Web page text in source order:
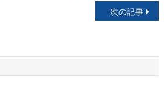
次の記事